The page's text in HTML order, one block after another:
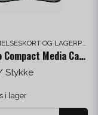
HUKOMMELSESKORT OG LAGERPLADS
Lowepro Compact Media Case
Stykke
i lager